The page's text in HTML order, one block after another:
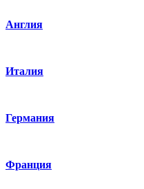
Англия
Италия
Германия
Франция